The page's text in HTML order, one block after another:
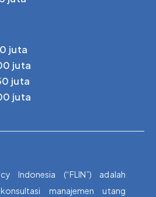
juta
juta
juta
juta
Indonesia (“FLIN”) adalah
manajemen utang